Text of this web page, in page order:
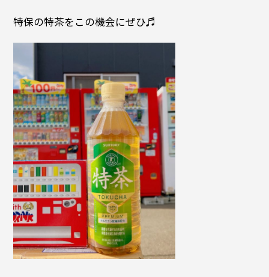
特保の特茶をこの機会にぜひ♬